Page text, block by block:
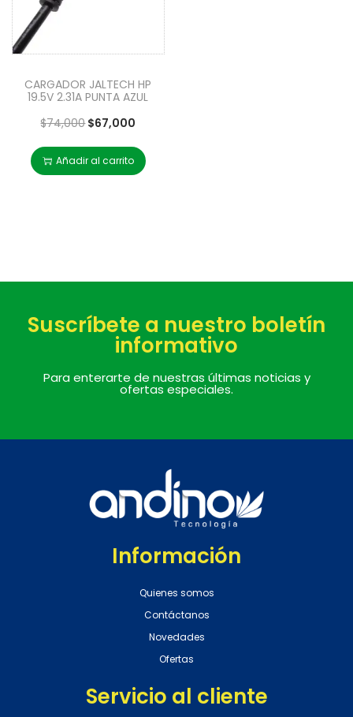
CARGADOR JALTECH HP
19.5V 2.31A PUNTA AZUL
$74,000$67,000
Añadir al carrito
Suscríbete a nuestro boletín
informativo
Para enterarte de nuestras últimas noticias y
ofertas especiales.
Información
Quienes somos
Contáctanos
Novedades
Ofertas
Servicio al cliente